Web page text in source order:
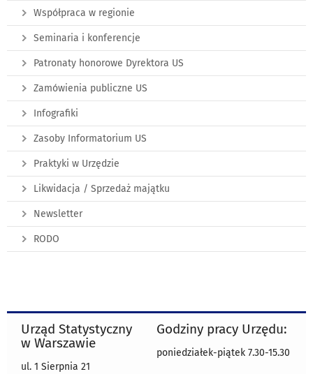
Współpraca w regionie
Seminaria i konferencje
Patronaty honorowe Dyrektora US
Zamówienia publiczne US
Infografiki
Zasoby Informatorium US
Praktyki w Urzędzie
Likwidacja / Sprzedaż majątku
Newsletter
RODO
Urząd Statystyczny
w Warszawie
ul. 1 Sierpnia 21
Godziny pracy Urzędu:
poniedziałek-piątek 7.30-15.30